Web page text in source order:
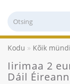
Kodu Kõik
Iirimaa 2
Dáil